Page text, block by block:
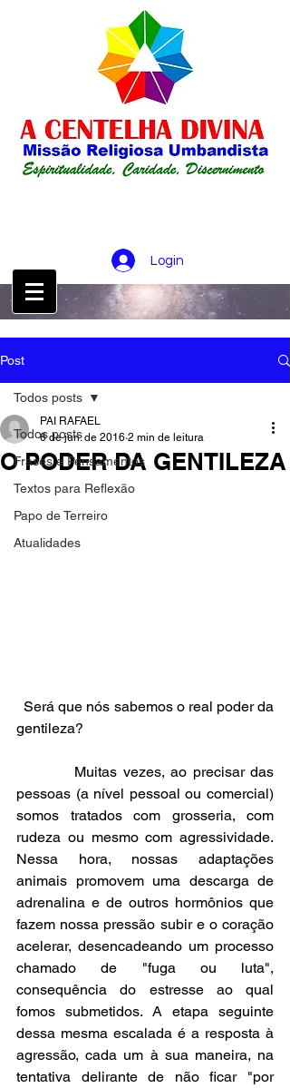
CONTATO :21 98256-0826
Login
Post
Todos posts
Frases e Pensamentos
Textos para Reflexão
Papo de Terreiro
Atualidades
Todos posts
O PODER DA GENTILEZA
PAI RAFAEL
6 de jun. de 2016 2 min de leitura
  Será que nós sabemos o real poder da
gentileza?
pessoas (a nível pessoal ou comercial)
somos tratados com grosseria, com
rudeza ou mesmo com agressividade.
Nessa hora, nossas adaptações
animais promovem uma descarga de
adrenalina e de outros hormônios que
fazem nossa pressão subir e o coração
acelerar, desencadeando um processo
chamado de "fuga ou luta",
consequência do estresse ao qual
fomos submetidos. A etapa seguinte
dessa mesma escalada é a resposta à
agressão, cada um à sua maneira, na
tentativa delirante de não ficar "por